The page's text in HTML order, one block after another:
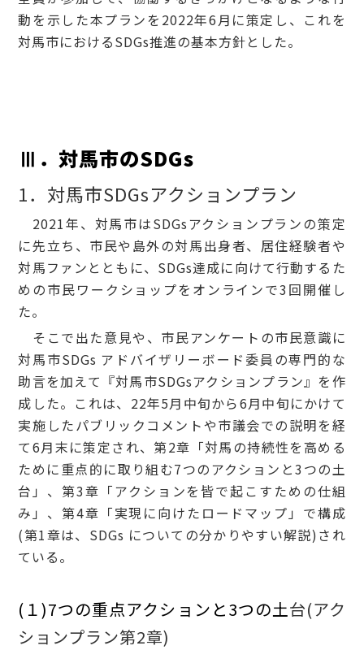
動を示した本プランを2022年6月に策定し、これを
対馬市におけるSDGs推進の基本方針とした。
Ⅲ．対馬市のSDGs
1．対馬市SDGsアクションプラン
2021年、対馬市はSDGsアクションプランの策定
に先立ち、市民や島外の対馬出身者、居住経験者や
対馬ファンとともに、SDGs達成に向けて行動するた
めの市民ワークショップをオンラインで3回開催し
た。
そこで出た意見や、市民アンケートの市民意識に
対馬市SDGs アドバイザリーボード委員の専門的な
助言を加えて『対馬市SDGsアクションプラン』を作
成した。これは、22年5月中旬から6月中旬にかけて
実施したパブリックコメントや市議会での説明を経
て6月末に策定され、第2章「対馬の持続性を高める
ために重点的に取り組む7つのアクションと3つの土
台」、第3章「アクションを皆で起こすための仕組
み」、第4章「実現に向けたロードマップ」で構成
(第1章は、SDGs についての分かりやすい解説)され
ている。
(１)7つの重点アクションと3つの土台(アク
ションプラン第2章)